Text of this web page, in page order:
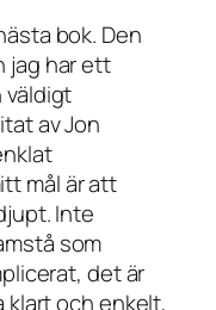
bok. Den
jag har ett
väldigt
av Jon
mål är att
Inte
som
det är
klart och enkelt,